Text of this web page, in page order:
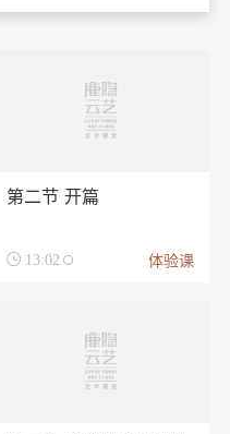
第二节 开篇
 13:02 体验课